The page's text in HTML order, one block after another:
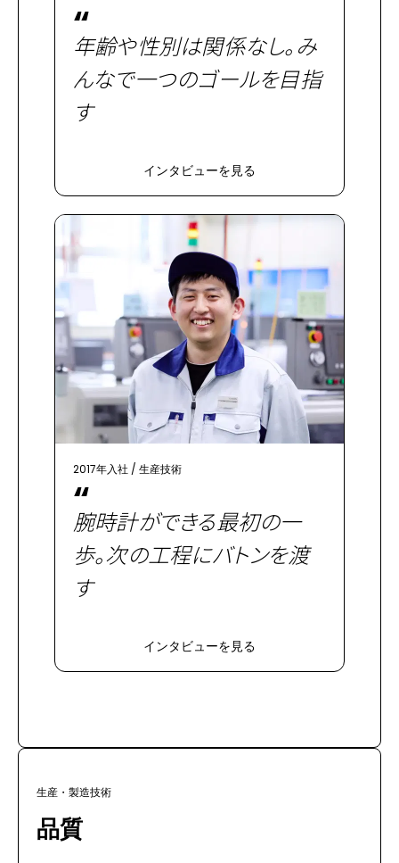
“
年齢や性別は関係なし。み
んなで一つのゴールを目指
す
インタビューを見る
2017年入社 / 生産技術
“
腕時計ができる最初の一
歩。次の工程にバトンを渡
す
インタビューを見る
生産・製造技術
品質